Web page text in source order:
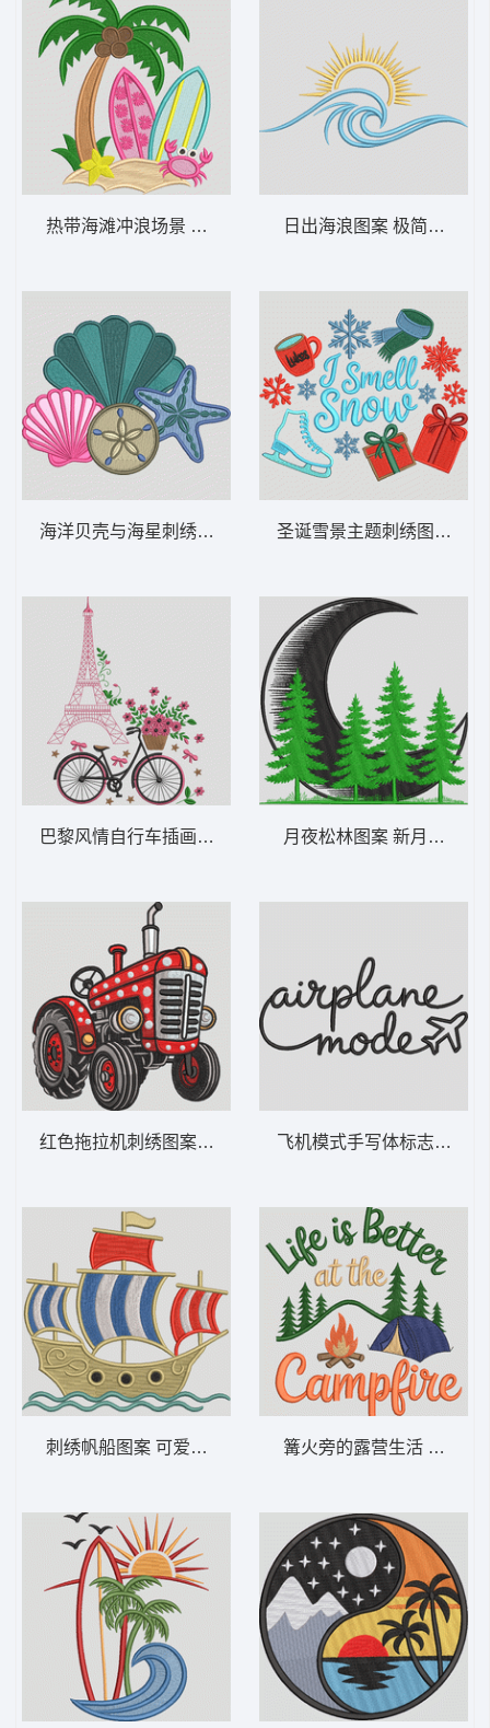
热带海滩冲浪场景 热带冲浪海滩——棕榈树
海洋贝壳与海星刺绣图案 贝壳和海星群落—
巴黎风情自行车插画 巴黎自行车之旅——埃
红色拖拉机刺绣图案 波点拖拉机 - 复古农场
刺绣帆船图案 可爱的帆船 – 航海 2-DST格
日出海浪图案 极简主义阳
圣诞雪景主题刺绣图案 我
月夜松林图案 新月松林 –
飞机模式手写体标志 飞行
篝火旁的露营生活 篝火